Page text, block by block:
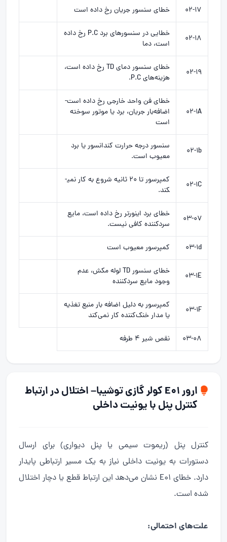
۰۲-۱۷ خطای سنسور جریان رخ داده است
۰۲-۱۸
خطایی در سنسورهای برد P.C رخ داده
است، دما
۰۲-۱۹
خطای سنسور دمای TD رخ داده است،
هزینه‌های P.C.
۰۲-۱A
خطای فن واحد خارجی رخ داده است-
اضافه‌بار جریان، برد یا موتور سوخته
است
۰۲-۱b
سنسور درجه حرارت کندانسور یا برد
معیوب است.
۰۲-۱C
کمپرسور تا ۲۰ ثانیه شروع به کار نمی­
کند.
۰۳-۰۷
خطای برد اینورتر رخ داده است، مایع
سردکننده کافی نیست.
۰۳-۱d کمپرسور معیوب است
۰۳-۱E
خطای سنسور TD لوله مکش، عدم
وجود مایع سردکننده
۰۳-۱F
کمپرسور به دلیل اضافه ‌بار منبع تغذیه
یا مدار خنک‌کننده کار نمی‌کند
۰۳-۰۸ نقص شیر ۴ طرفه
ارور E01 کولر گازی توشیبا– اختلال در ارتباط
کنترل پنل با یونیت داخلی
کنترل پنل (ریموت سیمی یا پنل دیواری) برای ارسال
دستورات به یونیت داخلی نیاز به یک مسیر ارتباطی پایدار
دارد. خطای E01 نشان می‌دهد این ارتباط قطع یا دچار اختلال
شده است.
علت‌های احتمالی: